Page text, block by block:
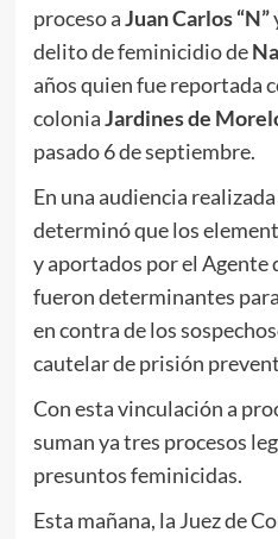
proceso aJuan Carlos “N”
delito de feminicidio de
años quien fue reportada
coloniaJardines de
pasado 6 de septiembre.
En una audiencia
determinó que los
y aportados por el
fueron determinantes
en contra de los
cautelar de prisión
​Con esta vinculación a
suman ya tres procesos
presuntos feminicidas.
Esta mañana, la Juez de